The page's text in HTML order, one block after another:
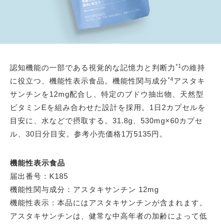
認知機能の一部である視覚的な記憶力と判断力 *1 の維持
に役立つ、機能性表示食品。機能性関与成分*4アスタキ
サンチンを12mg配合し、特定のブドウ抽出物、天然型
ビタミンEを組み合わせた設計を採用。1日2カプセルを
目安に、水などで摂取する。31.8g、530mg×60カプセ
ル、30日分目安。参考小売価格1万5135円。
機能性表示食品
届出番号：K185
機能性関与成分：アスタキサンチン 12mg
機能性表示：本品にはアスタキサンチンが含まれます。
アスタキサンチンは、健常な中高年者の加齢によって低